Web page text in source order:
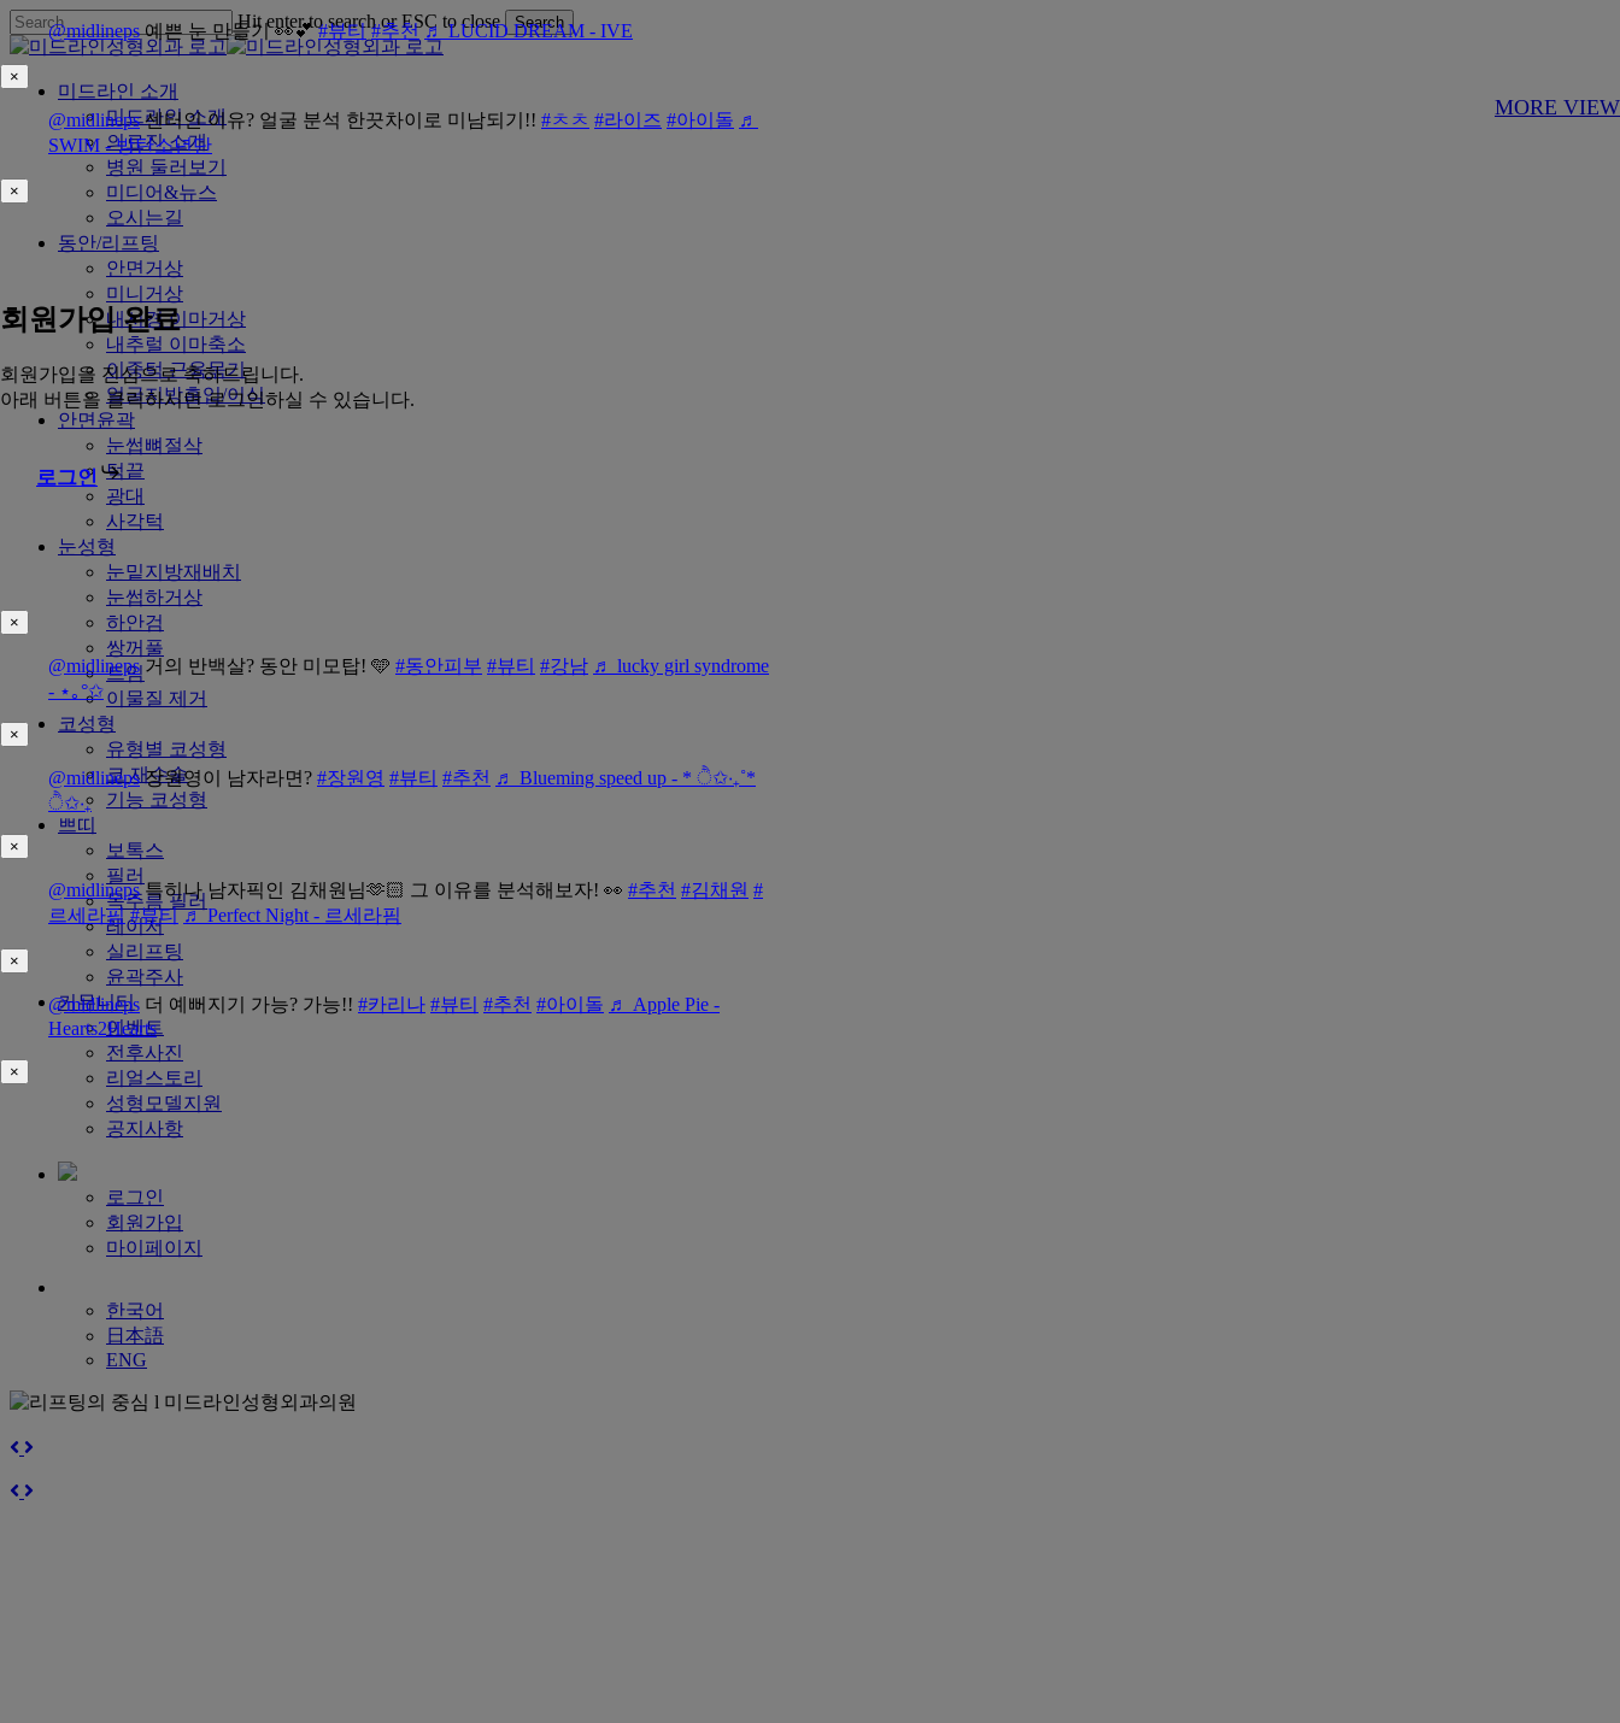
Skip
to
main
content
Hit enter to search or ESC to close Search
Close
Search
Menu
미드라인 소개
미드라인 소개
의료진 소개
병원 둘러보기
미디어&뉴스
오시는길
동안/리프팅
안면거상
미니거상
내시경 이마거상
내추럴 이마축소
이중턱 근육묶기
얼굴지방흡입/이식
안면윤곽
눈썹뼈절삭
턱끝
광대
사각턱
눈성형
눈밑지방재배치
눈썹하거상
하안검
쌍꺼풀
트임
이물질 제거
코성형
유형별 코성형
코 재수술
기능 코성형
쁘띠
보톡스
필러
목주름 필러
레이저
실리프팅
윤곽주사
커뮤니티
이벤트
전후사진
리얼스토리
성형모델지원
공지사항
로그인
회원가입
마이페이지
한국어
日本語
ENG
MORE VIEW
@midlineps예쁜 눈 만들기 👀💕#뷰티 #추천 ♬ LUCID DREAM - IVE
×
@midlineps센터인 이유? 얼굴 분석 한끗차이로 미남되기!! #ㅊㅊ #라이즈 #아이돌 ♬
SWIM - 방탄소년단
×
회원가입 완료
회원가입을 진심으로 축하드립니다.
아래 버튼을 클릭하시면 로그인하실 수 있습니다.
로그인
×
@midlineps거의 반백살? 동안 미모탑! 🩵 #동안피부 #뷰티 #강남 ♬ lucky girl syndrome
- ⋆｡°✩
×
@midlineps장원영이 남자라면? #장원영 #뷰티 #추천 ♬ Blueming speed up - * ੈ✩‧₊˚*
ੈ✩‧₊
×
@midlineps특히나 남자픽인 김채원님🫶🏻 그 이유를 분석해보자! 👀 #추천 #김채원 #
르세라핌 #뷰티 ♬ Perfect Night - 르세라핌
×
@midlineps 더 예뻐지기 가능? 가능!! #카리나 #뷰티 #추천 #아이돌 ♬ Apple Pie -
Hearts2Hearts
×